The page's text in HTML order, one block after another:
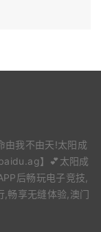
我不由天!太阳成
】💕太阳成
后畅玩电子竞技,
,畅享无缝体验,澳门